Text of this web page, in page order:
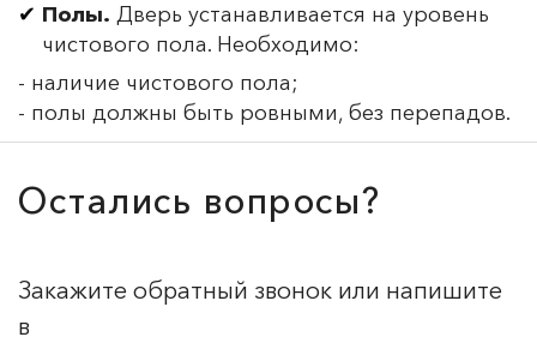
Полы. Дверь устанавливается на уровень
чистового пола. Необходимо:
- наличие чистового пола;
- полы должны быть ровными, без перепадов.
Остались вопросы?
Закажите обратный звонок или напишите
в